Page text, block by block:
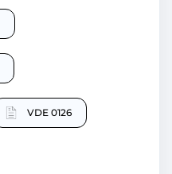
VDE 0126